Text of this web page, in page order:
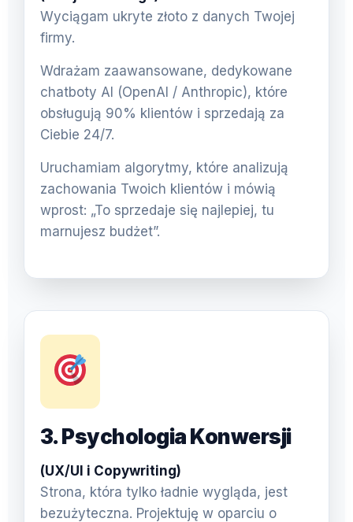
Wyciągam ukryte złoto z danych Twojej
firmy.
Wdrażam zaawansowane, dedykowane
chatboty AI (OpenAI / Anthropic), które
obsługują 90% klientów i sprzedają za
Ciebie 24/7.
Uruchamiam algorytmy, które analizują
zachowania Twoich klientów i mówią
wprost: „To sprzedaje się najlepiej, tu
marnujesz budżet”.
3. Psychologia Konwersji
(UX/UI i Copywriting)
Strona, która tylko ładnie wygląda, jest
bezużyteczna. Projektuję w oparciu o